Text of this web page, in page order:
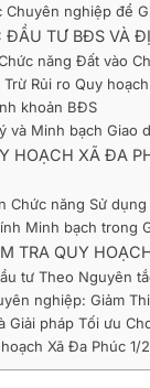
nghiệp để
ĐẦU TƯ BĐS VÀ
năng Đất vào
Rủi ro Quy hoạch
khoản BĐS
và Minh bạch Giao
HOẠCH XÃ ĐA
Chức năng Sử
Minh bạch trong
TRA QUY
tư Theo Nguyên
nghiệp: Giảm
Giải pháp Tối ưu
Xã Đa Phúc